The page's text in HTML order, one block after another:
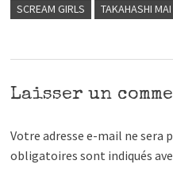
SCREAM GIRLS
TAKAHASHI MAI
Laisser un
Votre adresse e-mail ne sera
obligatoires sont indiqués